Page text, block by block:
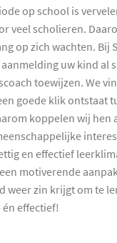
op school is
veel scholieren.
op zich wachten. Bij
uw kind al
toewijzen. We
goede klik ontstaat
koppelen wij hen
en effectief
motiverende
weer zin krijgt om te
effectief!